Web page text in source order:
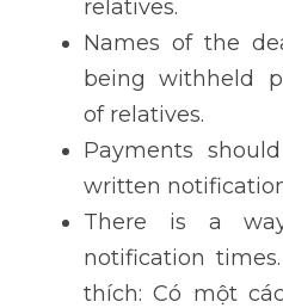
relatives.
Names of the
being withheld
of relatives.
Payments
written
There is a
notification
thích: Có một